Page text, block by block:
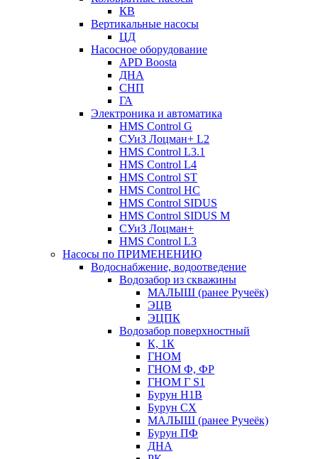
КВ
Вертикальные насосы
ЦД
Насосное оборудование
APD Boosta
ДНА
СНП
ГА
Электроника и автоматика
HMS Control G
СУиЗ Лоцман+ L2
HMS Control L3.1
HMS Control L4
HMS Control ST
HMS Control HC
HMS Control SIDUS
HMS Control SIDUS M
СУиЗ Лоцман+
HMS Control L3
Насосы по ПРИМЕНЕНИЮ
Водоснабжение, водоотведение
Водозабор из скважины
МАЛЫШ (ранее Ручеёк)
ЭЦВ
ЭЦПК
Водозабор поверхностный
К, 1К
ГНОМ
ГНОМ Ф, ФР
ГНОМ Г S1
Бурун Н1В
Бурун СХ
МАЛЫШ (ранее Ручеёк)
Бурун ПФ
ДНА